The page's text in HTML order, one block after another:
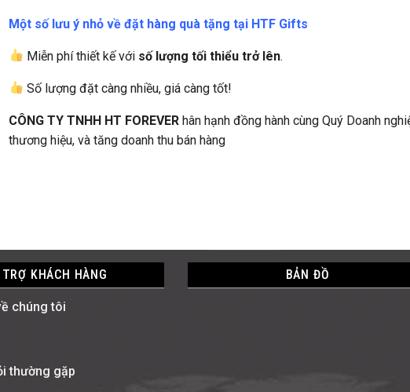
Một số lưu ý nhỏ về đặt hàng quà tặng tại HTF Gifts
Miễn phí thiết kế với số lượng tối thiểu trở lên.
Số lượng đặt càng nhiều, giá càng tốt!
CÔNG TY TNHH HT FOREVER hân hạnh đồng hành cùng Quý Doanh
thương hiệu, và tăng doanh thu bán hàng
KHÁCH HÀNG
chúng tôi
thường gặp
BẢN ĐỒ